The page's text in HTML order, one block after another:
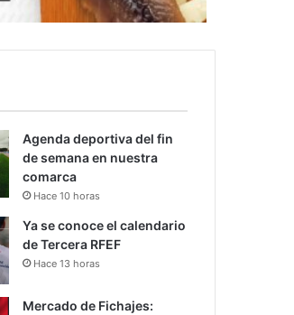
Agenda deportiva del fin
de semana en nuestra
comarca
Hace 10 horas
Ya se conoce el calendario
de Tercera RFEF
Hace 13 horas
Mercado de Fichajes: